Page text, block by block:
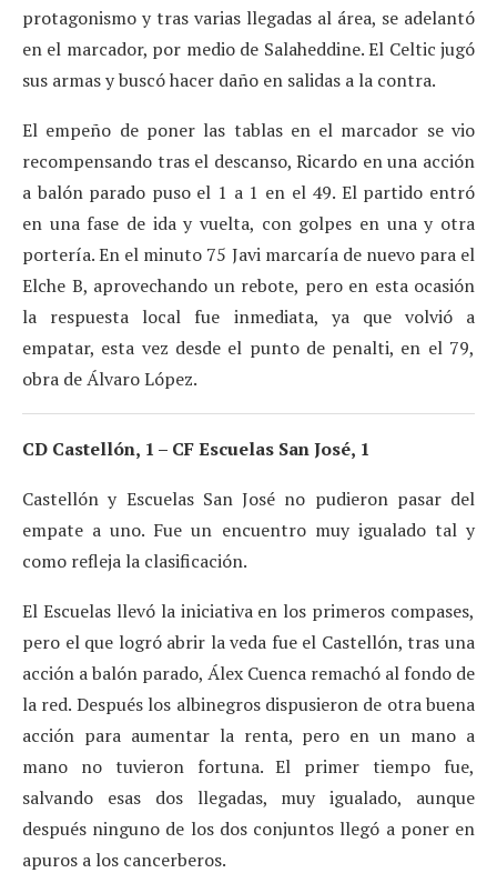
protagonismo y tras varias llegadas al área, se adelantó
en el marcador, por medio de Salaheddine. El Celtic jugó
sus armas y buscó hacer daño en salidas a la contra.
El empeño de poner las tablas en el marcador se vio
recompensando tras el descanso, Ricardo en una acción
a balón parado puso el 1 a 1 en el 49. El partido entró
en una fase de ida y vuelta, con golpes en una y otra
portería. En el minuto 75 Javi marcaría de nuevo para el
Elche B, aprovechando un rebote, pero en esta ocasión
la respuesta local fue inmediata, ya que volvió a
empatar, esta vez desde el punto de penalti, en el 79,
obra de Álvaro López.
CD Castellón, 1 – CF Escuelas San José, 1
Castellón y Escuelas San José no pudieron pasar del
empate a uno. Fue un encuentro muy igualado tal y
como refleja la clasificación.
El Escuelas llevó la iniciativa en los primeros compases,
pero el que logró abrir la veda fue el Castellón, tras una
acción a balón parado, Álex Cuenca remachó al fondo de
la red. Después los albinegros dispusieron de otra buena
acción para aumentar la renta, pero en un mano a
mano no tuvieron fortuna. El primer tiempo fue,
salvando esas dos llegadas, muy igualado, aunque
después ninguno de los dos conjuntos llegó a poner en
apuros a los cancerberos.